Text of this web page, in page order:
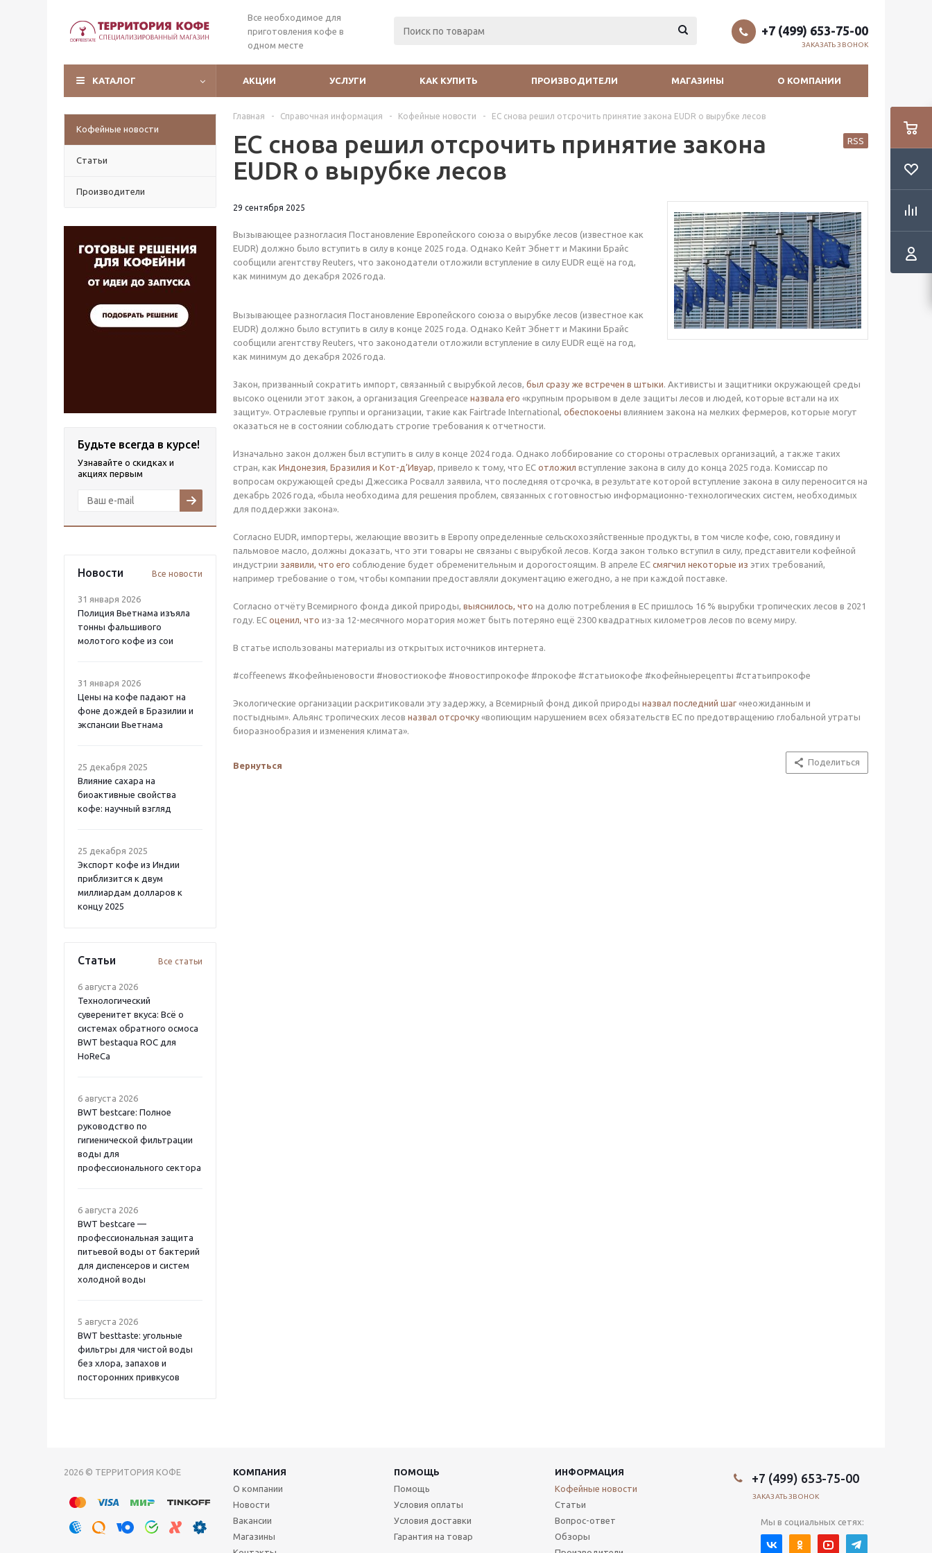
Все необходимое для
приготовления кофе в
одном месте
+7 (499) 653-75-00
ЗАКАЗАТЬ ЗВОНОК
КАТАЛОГ АКЦИИ УСЛУГИ КАК КУПИТЬ ПРОИЗВОДИТЕЛИ МАГАЗИНЫ О КОМПАНИИ
Кофейные новости
Статьи
Производители
Будьте всегда в курсе!
Узнавайте о скидках и
акциях первым
Новости Все новости
31 января 2026
Полиция Вьетнама изъяла
тонны фальшивого
молотого кофе из сои
31 января 2026
Цены на кофе падают на
фоне дождей в Бразилии и
экспансии Вьетнама
25 декабря 2025
Влияние сахара на
биоактивные свойства
кофе: научный взгляд
25 декабря 2025
Экспорт кофе из Индии
приблизится к двум
миллиардам долларов к
концу 2025
Статьи Все статьи
6 августа 2026
Технологический
суверенитет вкуса: Всё о
системах обратного осмоса
BWT bestaqua ROC для
HoReCa
6 августа 2026
BWT bestcare: Полное
руководство по
гигиенической фильтрации
воды для
профессионального сектора
6 августа 2026
BWT bestcare —
профессиональная защита
питьевой воды от бактерий
для диспенсеров и систем
холодной воды
5 августа 2026
BWT besttaste: угольные
фильтры для чистой воды
без хлора, запахов и
посторонних привкусов
Главная - Справочная информация - Кофейные новости - ЕС снова решил отсрочить принятие закона EUDR о вырубке лесов
ЕС снова решил отсрочить принятие закона
EUDR о вырубке лесов
RSS
29 сентября 2025
Вызывающее разногласия Постановление Европейского союза о вырубке лесов (известное как
EUDR) должно было вступить в силу в конце 2025 года. Однако Кейт Эбнетт и Макини Брайс
сообщили агентству Reuters, что законодатели отложили вступление в силу EUDR ещё на год,
как минимум до декабря 2026 года.
Вызывающее разногласия Постановление Европейского союза о вырубке лесов (известное как
EUDR) должно было вступить в силу в конце 2025 года. Однако Кейт Эбнетт и Макини Брайс
сообщили агентству Reuters, что законодатели отложили вступление в силу EUDR ещё на год,
как минимум до декабря 2026 года.
Закон, призванный сократить импорт, связанный с вырубкой лесов, был сразу же встречен в штыки. Активисты и защитники окружающей среды
высоко оценили этот закон, а организация Greenpeace назвала его «крупным прорывом в деле защиты лесов и людей, которые встали на их
защиту». Отраслевые группы и организации, такие как Fairtrade International, обеспокоены влиянием закона на мелких фермеров, которые могут
оказаться не в состоянии соблюдать строгие требования к отчетности.
Изначально закон должен был вступить в силу в конце 2024 года. Однако лоббирование со стороны отраслевых организаций, а также таких
стран, как Индонезия, Бразилия и Кот-д’Ивуар, привело к тому, что ЕС отложил вступление закона в силу до конца 2025 года. Комиссар по
вопросам окружающей среды Джессика Росвалл заявила, что последняя отсрочка, в результате которой вступление закона в силу переносится на
декабрь 2026 года, «была необходима для решения проблем, связанных с готовностью информационно-технологических систем, необходимых
для поддержки закона».
Согласно EUDR, импортеры, желающие ввозить в Европу определенные сельскохозяйственные продукты, в том числе кофе, сою, говядину и
пальмовое масло, должны доказать, что эти товары не связаны с вырубкой лесов. Когда закон только вступил в силу, представители кофейной
индустрии заявили, что его соблюдение будет обременительным и дорогостоящим. В апреле ЕС смягчил некоторые из этих требований,
например требование о том, чтобы компании предоставляли документацию ежегодно, а не при каждой поставке.
Согласно отчёту Всемирного фонда дикой природы, выяснилось, что на долю потребления в ЕС пришлось 16 % вырубки тропических лесов в 2021
году. ЕС оценил, что из-за 12-месячного моратория может быть потеряно ещё 2300 квадратных километров лесов по всему миру.
В статье использованы материалы из открытых источников интернета.
#coffeenews #кофейныеновости #новостиокофе #новостипрокофе #прокофе #статьиокофе #кофейныерецепты #статьипрокофе
Экологические организации раскритиковали эту задержку, а Всемирный фонд дикой природы назвал последний шаг «неожиданным и
постыдным». Альянс тропических лесов назвал отсрочку «вопиющим нарушением всех обязательств ЕС по предотвращению глобальной утраты
биоразнообразия и изменения климата».
Вернуться Поделиться
2026 © ТЕРРИТОРИЯ КОФЕ КОМПАНИЯ ПОМОЩЬ
ИНФОРМАЦИЯ
О компании
Новости
Вакансии
Магазины
Помощь
Условия оплаты
Условия доставки
Гарантия на товар
Кофейные новости
Статьи
Вопрос-ответ
Обзоры
+7 (499) 653-75-00
ЗАКАЗАТЬ ЗВОНОК
Мы в социальных сетях: